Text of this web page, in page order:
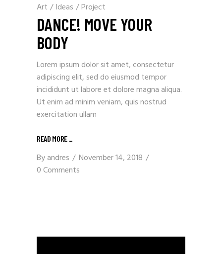
Art / Ideas /Project
DANCE! MOVE YOUR
BODY
Lorem ipsum dolor sit amet, consectetur
adipiscing elit, sed do eiusmod tempor
incididunt ut labore et dolore magna aliqua.
Ut enim ad minim veniam, quis nostrud
exercitation ullam
READ MORE _
Byandres
November 14, 2018
0 Comments